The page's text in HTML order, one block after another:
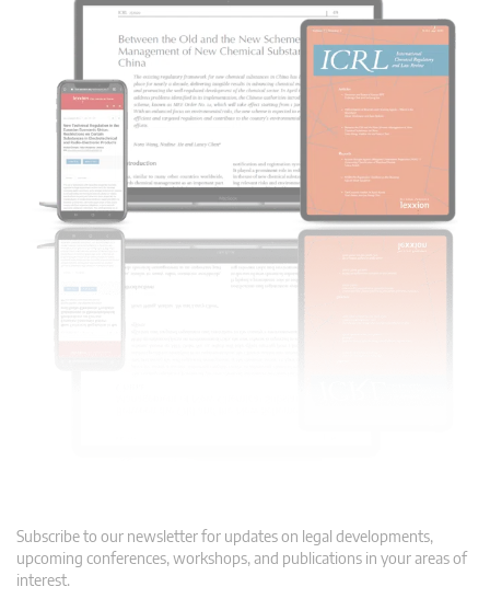
Subscribe to our newsletter for updates on legal developments,
upcoming conferences, workshops, and publications in your areas of
interest.